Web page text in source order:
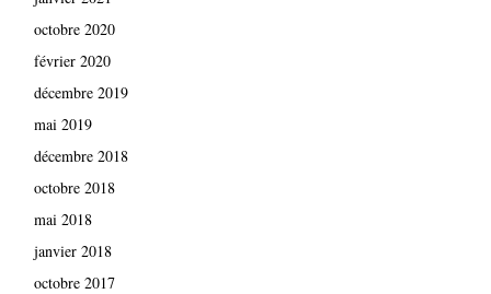
octobre 2020
février 2020
décembre 2019
mai 2019
décembre 2018
octobre 2018
mai 2018
janvier 2018
octobre 2017